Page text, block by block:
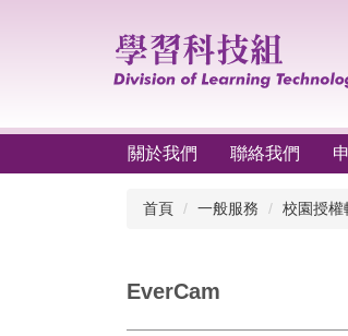
容
關於我們 聯絡我們
首頁 一般服務 校園授權
EverCam